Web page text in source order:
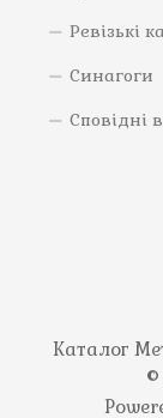
Ревізькі
Синагоги
Сповідні
Каталог
©